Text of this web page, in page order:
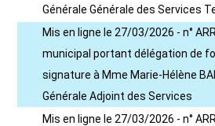
Générale Générale des Services
Mis en ligne le 27/03/2026 - n°
municipal portant délégation de
signature à Mme Marie-Hélène
Générale Adjoint des Services
Mis en ligne le 27/03/2026 - n°